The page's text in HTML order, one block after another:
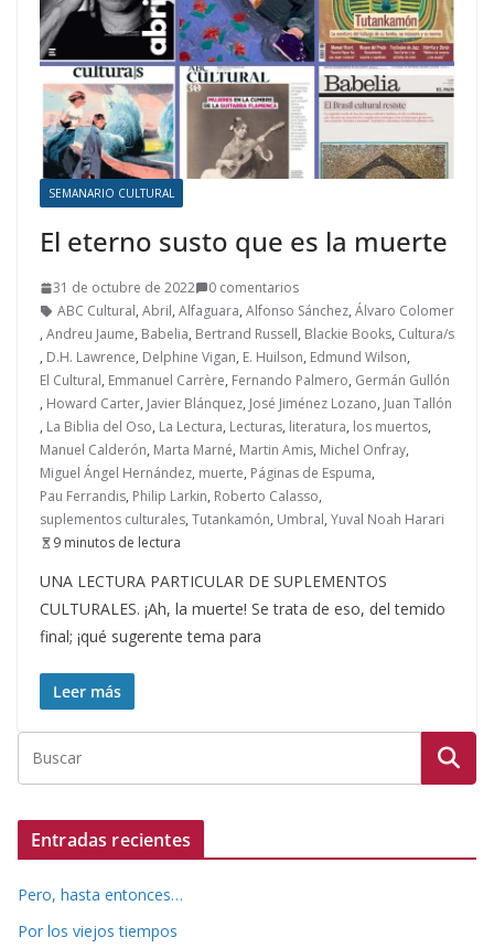
SEMANARIO CULTURAL
El eterno susto que es la muerte
31 de octubre de 2022
0 comentarios
ABC Cultural, Abril, Alfaguara, Alfonso Sánchez, Álvaro Colomer
, Andreu Jaume, Babelia, Bertrand Russell, Blackie Books, Cultura/s
, D.H. Lawrence, Delphine Vigan, E. Huilson, Edmund Wilson,
El Cultural, Emmanuel Carrère, Fernando Palmero, Germán Gullón
, Howard Carter, Javier Blánquez, José Jiménez Lozano, Juan Tallón
, La Biblia del Oso, La Lectura, Lecturas, literatura, los muertos,
Manuel Calderón, Marta Marné, Martin Amis, Michel Onfray,
Miguel Ángel Hernández, muerte, Páginas de Espuma,
Pau Ferrandis, Philip Larkin, Roberto Calasso,
suplementos culturales, Tutankamón, Umbral, Yuval Noah Harari
9 minutos de lectura
UNA LECTURA PARTICULAR DE SUPLEMENTOS
CULTURALES. ¡Ah, la muerte! Se trata de eso, del temido
final; ¡qué sugerente tema para
Leer más
Entradas recientes
Pero, hasta entonces…
Por los viejos tiempos